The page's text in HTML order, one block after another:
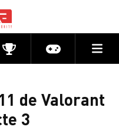
CompétitionsActu jeux
de Valorant
3